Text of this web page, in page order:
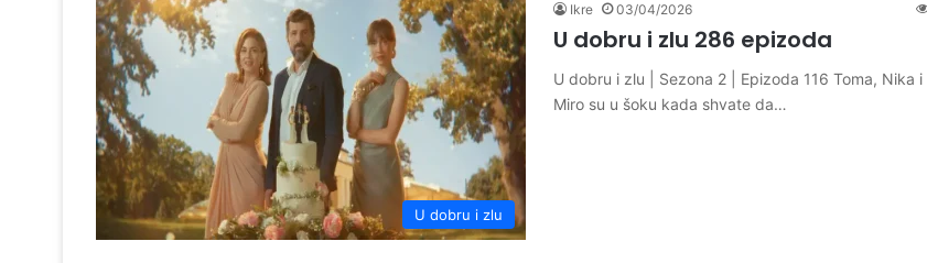
U dobru i zlu
Ikre 03/04/2026
U dobru i zlu 286 epizoda
U dobru i zlu | Sezona 2 | Epizoda 116 Toma, Nika i
Miro su u šoku kada shvate da…